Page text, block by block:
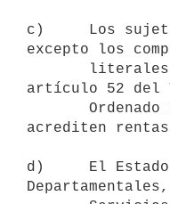
c)     Los
excepto los
artículo 52 del
acrediten rentas
d)     El